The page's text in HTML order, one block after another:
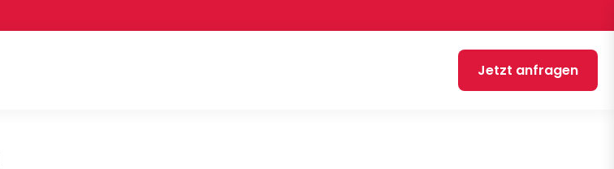
Jetzt anfragen